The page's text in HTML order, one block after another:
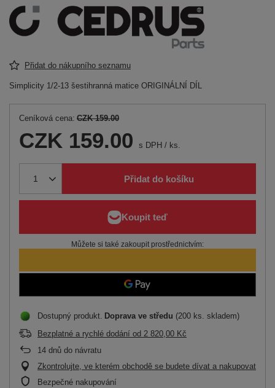
Přidat do nákupního seznamu
Simplicity 1/2-13 šestihranná matice ORIGINÁLNÍ DÍL
Ceníková cena: CZK 159.00
CZK 159.00 s DPH / ks.
Přidat do košíku
Můžete si také zakoupit prostřednictvím:
Dostupný produkt Doprava ve středu (200 ks. skladem)
Bezplatné a rychlé dodání od 2 820,00 Kč
14 dnů do návratu
Zkontrolujte, ve kterém obchodě se budete dívat a nakupovat
Bezpečné nakupování